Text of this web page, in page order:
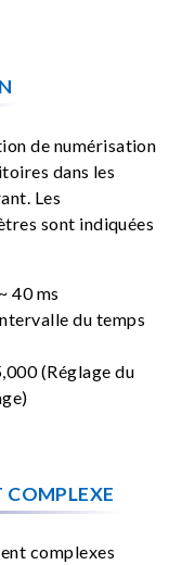
de numérisation
dans les
Les
sont indiquées
40 ms
du temps
(Réglage du
complexes